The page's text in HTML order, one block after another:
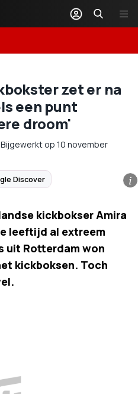
zet er na
een punt
droom'
Bijgewerkt op 10 november
Discover i
kickbokser Amira
leeftijd al extreem
uit Rotterdam won
kickboksen. Toch